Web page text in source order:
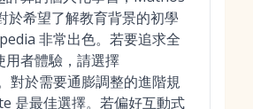
於希望了解教育背景的初學
非常出色。若要追求全
用者體驗，請選擇
對於需要通膨調整的進階規
是最佳選擇。若偏好互動式